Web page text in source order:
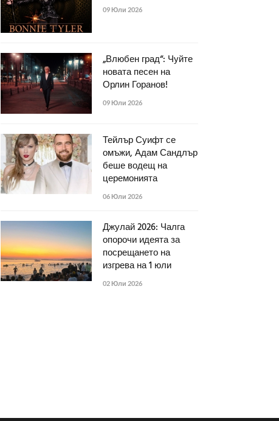
09 Юли 2026
„Влюбен град“: Чуйте
новата песен на
Орлин Горанов!
09 Юли 2026
Тейлър Суифт се
омъжи, Адам Сандлър
беше водещ на
церемонията
06 Юли 2026
Джулай 2026: Чалга
опорочи идеята за
посрещането на
изгрева на 1 юли
02 Юли 2026